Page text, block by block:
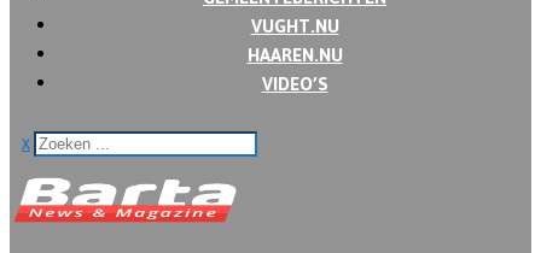
VUGHT.NU
HAAREN.NU
VIDEO’S
x